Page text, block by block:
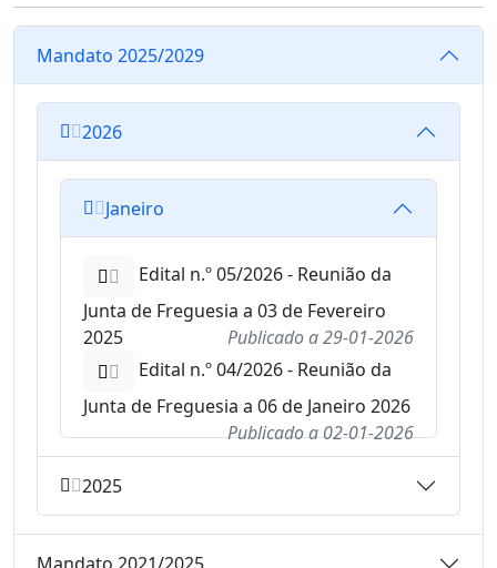
Mandato 2025/2029
2026
Janeiro
Edital n.º 05/2026 - Reunião da
Junta de Freguesia a 03 de Fevereiro
2025
Publicado a29-01-2026
Edital n.º 04/2026 - Reunião da
Junta de Freguesia a 06 de Janeiro 2026
Publicado a02-01-2026
2025